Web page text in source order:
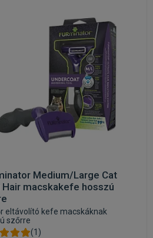
Medium/Large Cat
Hair macskakefe hosszú
eltávolító kefe macskáknak
szőrre
(1)